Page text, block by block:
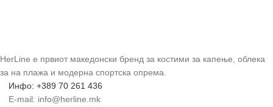
HerLine е првиот македонски бренд за костими за капење, облека
за на плажа и модерна спортска опрема.
Инфо: +389 70 261 436
E-mail: info@herline.mk